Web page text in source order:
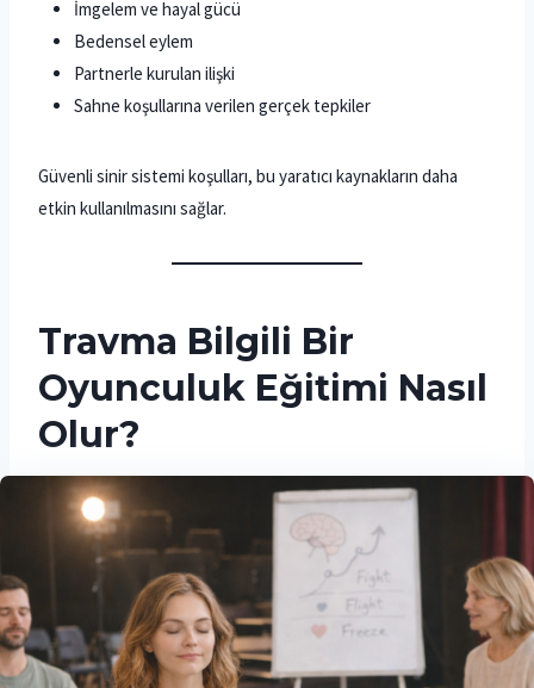
İmgelem ve hayal gücü
Bedensel eylem
Partnerle kurulan ilişki
Sahne koşullarına verilen gerçek tepkiler
Güvenli sinir sistemi koşulları, bu yaratıcı kaynakların daha
etkin kullanılmasını sağlar.
Travma Bilgili Bir
Oyunculuk Eğitimi Nasıl
Olur?